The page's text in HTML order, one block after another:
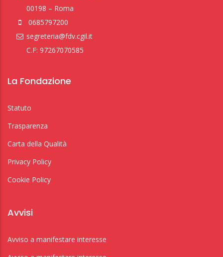
00198 – Roma
0685797200
segreteria@fdv.cgil.it
C.F: 97267070585
La Fondazione
Statuto
Trasparenza
Carta della Qualità
Privacy Policy
Cookie Policy
Avvisi
Avviso a manifestare interesse